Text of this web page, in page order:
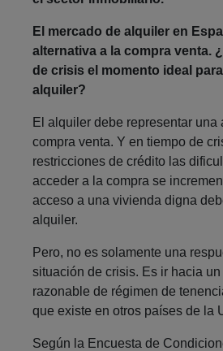
El mercado de alquiler en
alternativa a la compra venta.
de crisis el momento ideal
alquiler?
El alquiler debe representar una
compra venta. Y en tiempo de
restricciones de crédito las
acceder a la compra se
acceso a una vivienda digna
alquiler.
Pero, no es solamente una
situación de crisis. Es ir hacia
razonable de régimen de
que existe en otros países de la
Según la Encuesta de